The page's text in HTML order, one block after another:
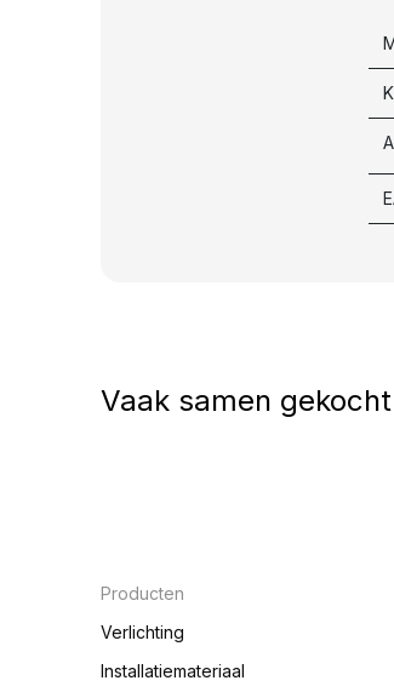
Vaak samen gekocht
Producten
Verlichting
Installatiemateriaal